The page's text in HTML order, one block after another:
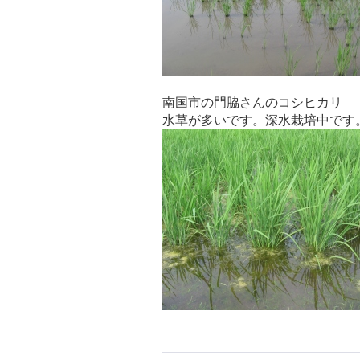
南国市の門脇さんのコシヒカリ
水草が多いです。深水栽培中です